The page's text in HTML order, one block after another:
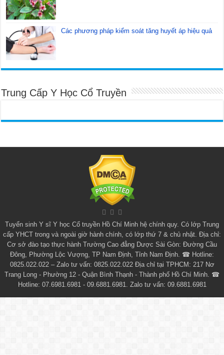
Các phương pháp kiểm soát tăng huyết áp hiệu quả
Trung Cấp Y Học Cổ Truyền
Tuyển sinh Y sĩ Y học Cổ truyền Hồ Chí Minh hệ chính quy. Có lớp Trung
cấp YHCT trong và ngoài giờ hành chính, có lớp thứ 7 & chủ nhật. Địa chỉ:
Cơ sở đào tạo thực hành Trường Cao đẳng Dược Sài Gòn: Đường Cầu
Đông, Phường Lộc Vượng, TP Nam Định, Tỉnh Nam Định. ☎ Hotline:
0825.022.022 – Zalo tư vấn: 0825.022.022 Địa chỉ tại TPHCM: 217 Nơ
Trang Long - Phường 12 - Quận Bình Thạnh - Thành phố Hồ Chí Minh. ☎
Hotline: 07.6981.6981 - 09.6881.6981. Zalo tư vấn: 09.6881.6981